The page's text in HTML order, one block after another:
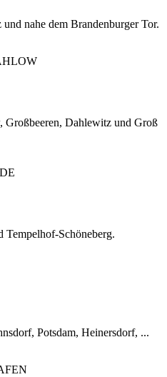
nahe dem Brandenburger Tor.
Großbeeren, Dahlewitz und Groß
Tempelhof-Schöneberg.
Potsdam, Heinersdorf, ...